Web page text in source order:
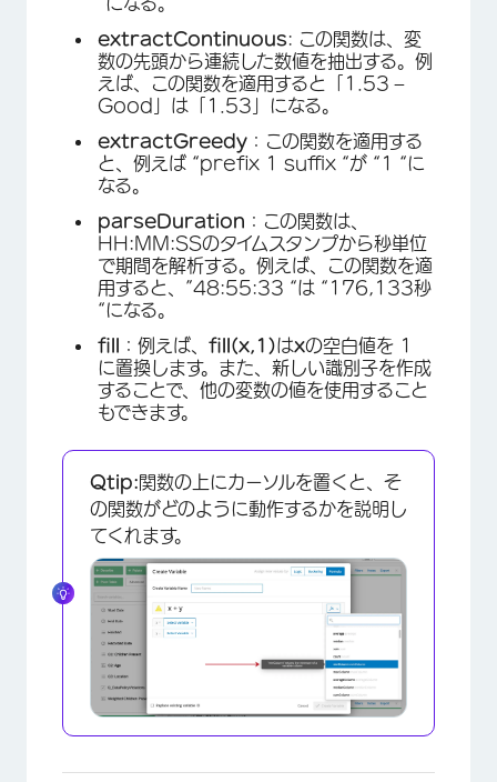
extractContinuous: この関数は、変
数の先頭から連続した数値を抽出する。例
えば、この関数を適用すると「1.53 –
Good」は「1.53」になる。
extractGreedy ：この関数を適用する
と、例えば “prefix 1 suffix “が “1 “に
なる。
parseDuration ：この関数は、
HH:MM:SSのタイムスタンプから秒単位
で期間を解析する。例えば、この関数を適
用すると、”48:55:33 “は “176,133秒
“になる。
fill
：例えば、 fill (x,1)はxの空白値を 1
に置換します。また、新しい識別子を作成
することで、他の変数の値を使用すること
もできます。
Qtip:関数の上にカーソルを置くと、そ
の関数がどのように動作するかを説明し
てくれます。